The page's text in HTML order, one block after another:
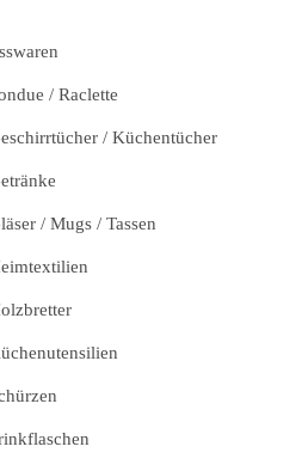
/ Raclette
/ Küchentücher
/ Mugs / Tassen